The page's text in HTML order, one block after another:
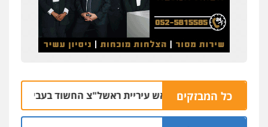
כל המבזקים
הוארך מעצר סגן ראש עיריית ראשל"צ החשוד בעבירות מין